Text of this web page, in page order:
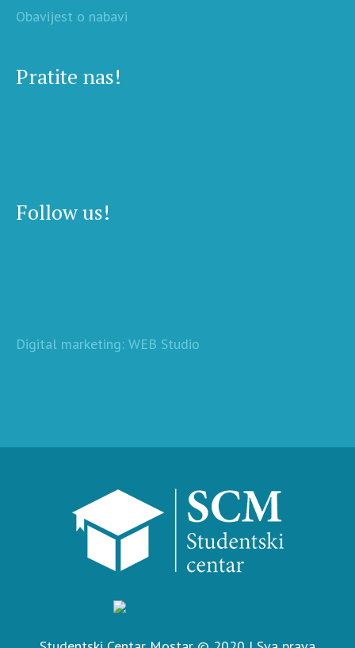
Obavijest o nabavi
Pratite nas!
Follow us!
Digital marketing: WEB Studio